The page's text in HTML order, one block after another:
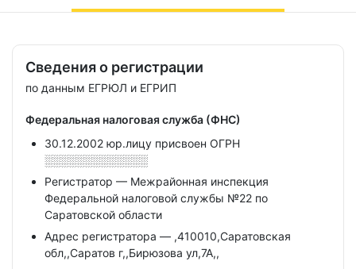
Сведения о регистрации
по данным ЕГРЮЛ и ЕГРИП
Федеральная налоговая служба (ФНС)
30.12.2002 юр.лицу присвоен ОГРН
░░░░░░░░░░░░░
Регистратор — Межрайонная инспекция
Федеральной налоговой службы №22 по
Саратовской области
Адрес регистратора — ,410010,Саратовская
обл,,Саратов г,,Бирюзова ул,7А,,